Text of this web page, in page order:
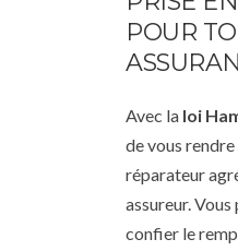
POUR
Avec la loi
de vous rendre
réparateur
assureur. Vous
confier le